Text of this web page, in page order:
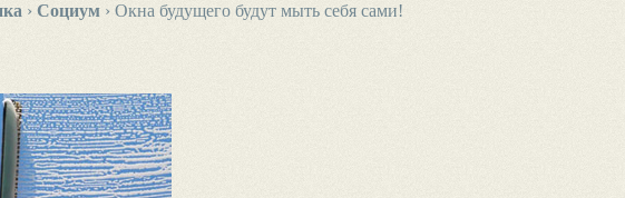
› Социум› Окна будущего будут мыть себя сами!